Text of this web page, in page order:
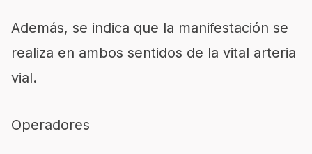
Además, se indica que la manifestación se
realiza en ambos sentidos de la vital arteria
vial.
Operadores